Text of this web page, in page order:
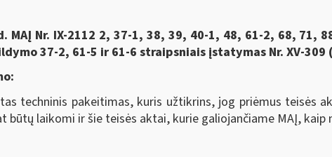
Nr. IX-2112 2, 37-1, 38, 39, 40-1, 48, 61-2, 68, 71,
37-2, 61-5 ir 61-6 straipsniais įstatymas Nr. XV-
pakeitimas, kuris užtikrins, jog priėmus teisės
būtų laikomi ir šie teisės aktai, kurie galiojančiame MAĮ,